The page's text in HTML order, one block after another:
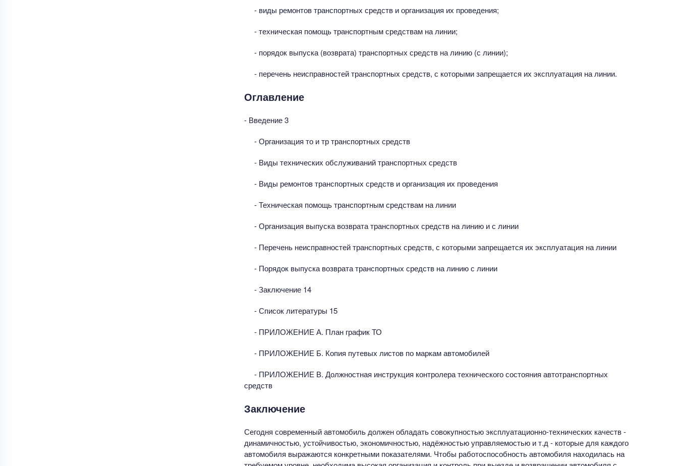
- виды ремонтов транспортных средств и организация их проведения;
- техническая помощь транспортным средствам на линии;
- порядок выпуска (возврата) транспортных средств на линию (с линии);
- перечень неисправностей транспортных средств, с которыми запрещается их эксплуатация на линии.
Оглавление
- Введение 3
- Организация то и тр транспортных средств
- Виды технических обслуживаний транспортных средств
- Виды ремонтов транспортных средств и организация их проведения
- Техническая помощь транспортным средствам на линии
- Организация выпуска возврата транспортных средств на линию и с линии
- Перечень неисправностей транспортных средств, с которыми запрещается их эксплуатация на линии
- Порядок выпуска возврата транспортных средств на линию с линии
- Заключение 14
- Список литературы 15
- ПРИЛОЖЕНИЕ А. План график ТО
- ПРИЛОЖЕНИЕ Б. Копия путевых листов по маркам автомобилей
- ПРИЛОЖЕНИЕ В. Должностная инструкция контролера технического состояния автотранспортных
средств
Заключение
Сегодня современный автомобиль должен обладать совокупностью эксплуатационно-технических качеств -
динамичностью, устойчивостью, экономичностью, надёжностью управляемостью и т.д - которые для каждого
автомобиля выражаются конкретными показателями. Чтобы работоспособность автомобиля находилась на